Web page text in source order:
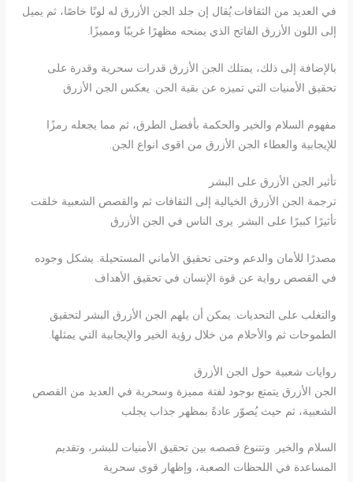
في العديد من الثقافات.يُقال إن جلد الجن الأزرق له لونًا خاصًا، ثم يميل
إلى اللون الأزرق الفاتح الذي يمنحه مظهرًا غريبًا ومميزًا.
بالإضافة إلى ذلك، يمتلك الجن الأزرق قدرات سحرية وقدرة على
تحقيق الأمنيات التي تميزه عن بقية الجن. يعكس الجن الأزرق
مفهوم السلام والخير والحكمة بأفضل الطرق، ثم مما يجعله رمزًا
للإيجابية والعطاء الجن الأزرق من اقوى انواع الجن.
تأثير الجن الأزرق على البشر
ترجمة الجن الأزرق الخيالية إلى الثقافات ثم والقصص الشعبية خلقت
تأثيرًا كبيرًا على البشر. يرى الناس في الجن الأزرق
مصدرًا للأمان والدعم وحتى تحقيق الأماني المستحيلة. يشكل وجوده
في القصص رواية عن قوة الإنسان في تحقيق الأهداف
والتغلب على التحديات. يمكن أن يلهم الجن الأزرق البشر لتحقيق
الطموحات ثم والأحلام من خلال رؤية الخير والإيجابية التي يمثلها.
روايات شعبية حول الجن الأزرق
الجن الأزرق يتمتع بوجود لفتة مميزة وسحرية في العديد من القصص
الشعبية، ثم حيث يُصوّر عادةً بمظهر جذاب يجلب
السلام والخير. وتتنوع قصصه بين تحقيق الأمنيات للبشر، وتقديم
المساعدة في اللحظات الصعبة، وإظهار قوى سحرية